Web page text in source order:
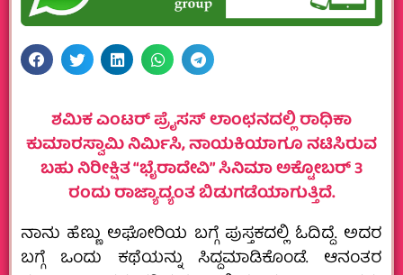
ಶಮಿಕ ಎಂಟರ್ ಪ್ರೈಸಸ್ ಲಾಂಛನದಲ್ಲಿ ರಾಧಿಕಾ
ಕುಮಾರಸ್ವಾಮಿ ನಿರ್ಮಿಸಿ, ನಾಯಕಿಯಾಗೂ ನಟಿಸಿರುವ
ಬಹು ನಿರೀಕ್ಷಿತ “ಭೈರಾದೇವಿ” ಸಿನಿಮಾ ಅಕ್ಟೋಬರ್ 3
ರಂದು ರಾಜ್ಯಾದ್ಯಂತ ಬಿಡುಗಡೆಯಾಗುತ್ತಿದೆ.
ನಾನು ಹೆಣ್ಣು ಅಘೋರಿಯ ಬಗ್ಗೆ ಪುಸ್ತಕದಲ್ಲಿ ಓದಿದ್ದೆ.‌ ಅದರ
ಬಗ್ಗೆ ಒಂದು ಕಥೆಯನ್ನು ಸಿದ್ದಮಾಡಿಕೊಂಡೆ.‌ ಆನಂತರ